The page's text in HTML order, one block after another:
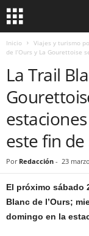
Inicio Viajes y turismo
de l’Ours y La Gourettoise
La Trail
este fin
Por Redacción - 23
El próximo sábado
Blanc de l’Ours;
domingo en la